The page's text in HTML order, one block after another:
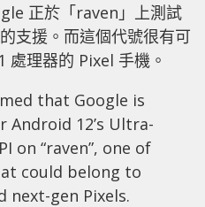
正於「raven」上測試
支援。而這個代號很有可
處理器的 Pixel 手機。
that Google is
12’s Ultra-
on “raven”, one of
could belong to
next-gen Pixels.